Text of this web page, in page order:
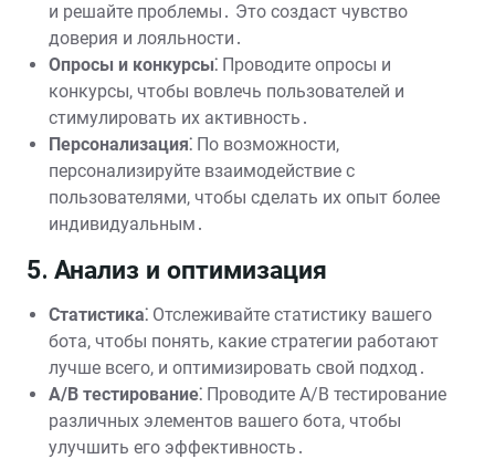
и решайте проблемы․ Это создаст чувство
доверия и лояльности․
Опросы и конкурсы⁚ Проводите опросы и
конкурсы, чтобы вовлечь пользователей и
стимулировать их активность․
Персонализация⁚ По возможности,
персонализируйте взаимодействие с
пользователями, чтобы сделать их опыт более
индивидуальным․
5․ Анализ и оптимизация
Статистика⁚ Отслеживайте статистику вашего
бота, чтобы понять, какие стратегии работают
лучше всего, и оптимизировать свой подход․
А/В тестирование⁚ Проводите А/В тестирование
различных элементов вашего бота, чтобы
улучшить его эффективность․